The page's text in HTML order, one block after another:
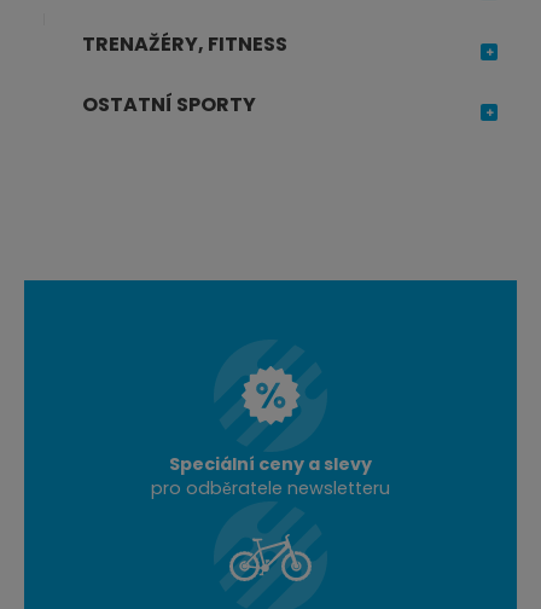
TRENAŽÉRY, FITNESS
OSTATNÍ SPORTY
Speciální ceny a slevy
pro odběratele newsletteru